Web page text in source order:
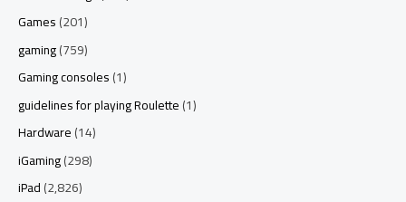
Games(201)
gaming(759)
Gaming consoles(1)
guidelines for playing Roulette(1)
Hardware(14)
iGaming(298)
iPad(2,826)